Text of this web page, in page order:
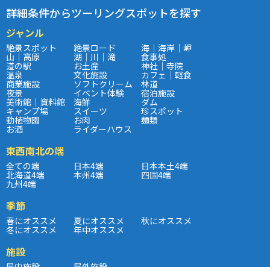
詳細条件からツーリングスポットを探す
ジャンル
絶景スポット 絶景ロード 海｜海岸｜岬
山｜高原 湖｜川｜滝 食事処
道の駅 お土産 神社｜寺院
温泉 文化施設 カフェ｜軽食
商業施設 ソフトクリーム 林道
夜景 イベント体験 宿泊施設
美術館｜資料館 海鮮 ダム
キャンプ場 スイーツ 珍スポット
動植物園 お肉 麺類
お酒 ライダーハウス
東西南北の端
全ての端 日本4端 日本本土4端
北海道4端 本州4端 四国4端
九州4端
季節
春にオススメ 夏にオススメ 秋にオススメ
冬にオススメ 年中オススメ
施設